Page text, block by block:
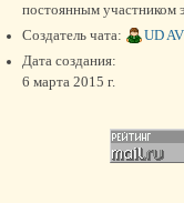
постоянным участником
Создатель чата:
UD AV
Дата создания:
6 марта 2015 г.